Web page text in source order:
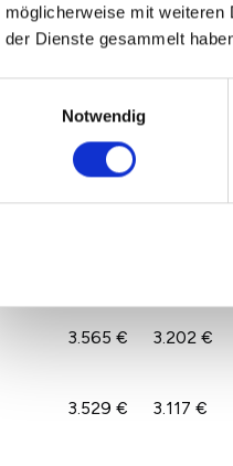
möglicherweise mit weiteren
der Dienste gesammelt
Notwendig
Immobilienpreise
jeweiligen
der Preise von Jahr zu Jahr
in Ebhausen
3.565 € 3.202 €
3.529 € 3.117 €